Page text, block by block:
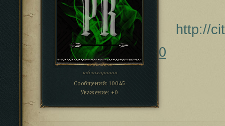
заблокирован
Сообщений: 10045
Уважение: +0
http://
0